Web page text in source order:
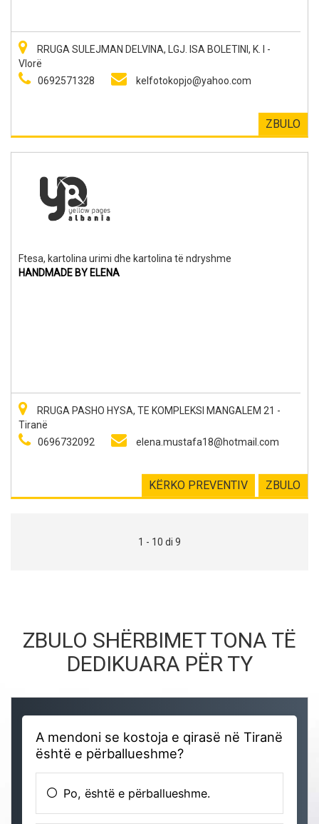
RRUGA SULEJMAN DELVINA, LGJ. ISA BOLETINI, K. I -
Vlorë
0692571328
kelfotokopjo@yahoo.com
ZBULO
Ftesa, kartolina urimi dhe kartolina të ndryshme
HANDMADE BY ELENA
RRUGA PASHO HYSA, TE KOMPLEKSI MANGALEM 21 -
Tiranë
0696732092
elena.mustafa18@hotmail.com
ZBULO
KËRKO PREVENTIV
1 - 10 di 9
ZBULO SHËRBIMET TONA TË
DEDIKUARA PËR TY